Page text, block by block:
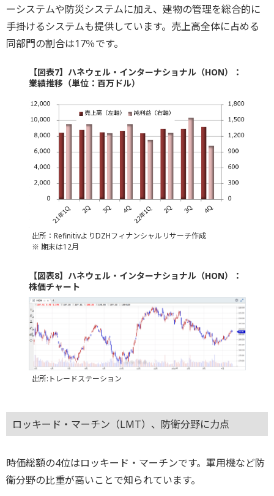
ーシステムや防災システムに加え、建物の管理を総合的に
手掛けるシステムも提供しています。売上高全体に占める
同部門の割合は17％です。
【図表7】ハネウェル・インターナショナル（HON）：
業績推移（単位：百万ドル）
出所：RefinitivよりDZHフィナンシャルリサーチ作成
※ 期末は12月
【図表8】ハネウェル・インターナショナル（HON）：
株価チャート
出所:トレードステーション
ロッキード・マーチン（LMT）、防衛分野に力点
時価総額の4位はロッキード・マーチンです。軍用機など防
衛分野の比重が高いことで知られています。